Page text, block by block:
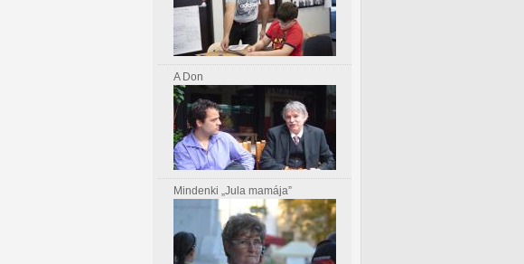
A Don
Mindenki „Jula mamája”